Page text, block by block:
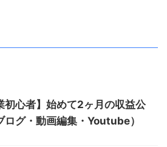
初心者】始めて2ヶ月の収益公
ログ・動画編集・Youtube）